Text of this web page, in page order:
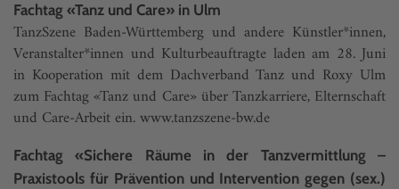
Fachtag «Tanz und Care» in Ulm
TanzSzene Baden-Württemberg und andere Künstler*innen,
Veranstalter*innen und Kulturbeauftragte laden am 28. Juni
in Kooperation mit dem Dachverband Tanz und Roxy Ulm
zum Fachtag «Tanz und Care» über Tanzkarriere, Elternschaft
und Care-Arbeit ein.www.tanzszene-bw.de
Fachtag «Sichere Räume in der Tanzvermittlung –
Praxistools für Prävention und Intervention gegen (sex.)